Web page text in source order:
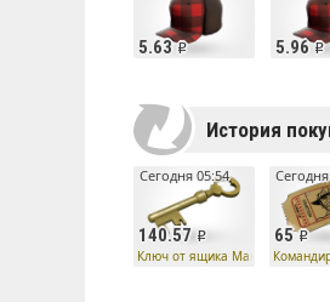
5.63 5.96
История
140.57
Сегодня 05:54
Ключ от ящика Манн Ко
65